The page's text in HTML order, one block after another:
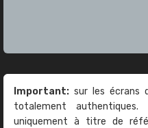
Important: sur les écrans
totalement
uniquement à titre de